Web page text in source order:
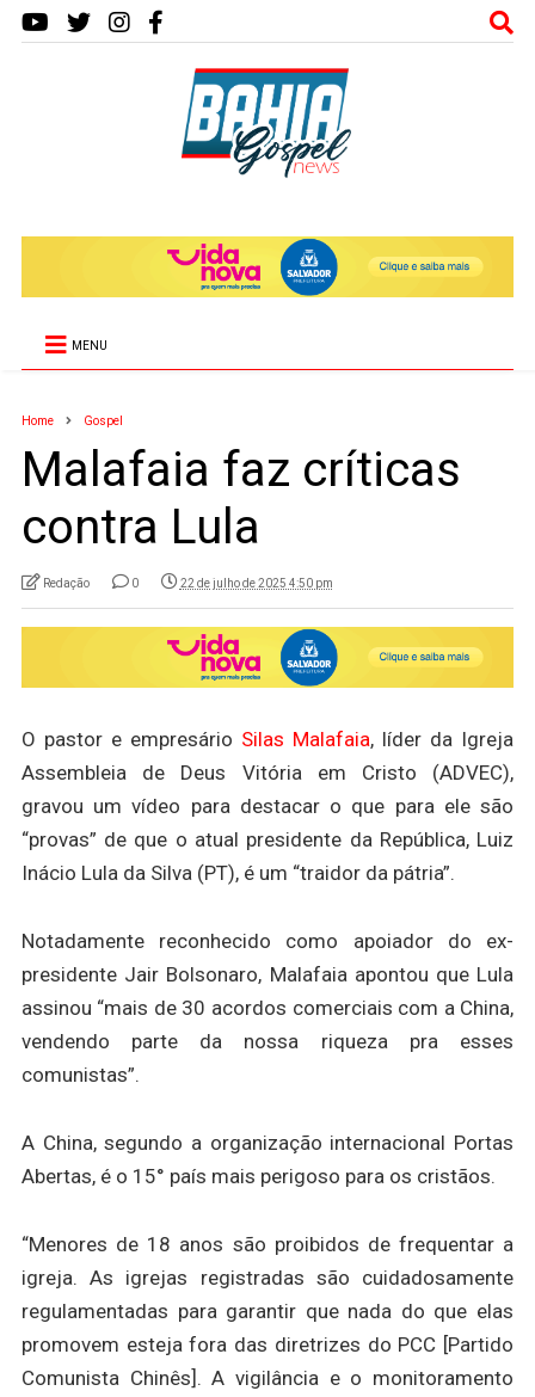
MENU
Home Gospel
Malafaia faz críticas
contra Lula
Redação 0 22 de julho de 2025 4:50 pm
O pastor e empresário Silas Malafaia, líder da Igreja
Assembleia de Deus Vitória em Cristo (ADVEC),
gravou um vídeo para destacar o que para ele são
“provas” de que o atual presidente da República, Luiz
Inácio Lula da Silva (PT), é um “traidor da pátria”.
Notadamente reconhecido como apoiador do ex-
presidente Jair Bolsonaro, Malafaia apontou que Lula
assinou “mais de 30 acordos comerciais com a China,
vendendo parte da nossa riqueza pra esses
comunistas”.
A China, segundo a organização internacional Portas
Abertas, é o 15° país mais perigoso para os cristãos.
“Menores de 18 anos são proibidos de frequentar a
igreja. As igrejas registradas são cuidadosamente
regulamentadas para garantir que nada do que elas
promovem esteja fora das diretrizes do PCC [Partido
Comunista Chinês]. A vigilância e o monitoramento